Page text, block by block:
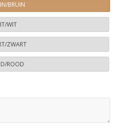
BRUIN
WIT
ZWART
ROOD